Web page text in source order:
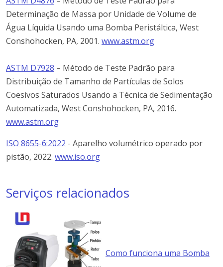
Determinação de Massa por Unidade de Volume de
Água Líquida Usando uma Bomba Peristáltica, West
Conshohocken, PA, 2001. www.astm.org
ASTM D7928 – Método de Teste Padrão para
Distribuição de Tamanho de Partículas de Solos
Coesivos Saturados Usando a Técnica de Sedimentação
Automatizada, West Conshohocken, PA, 2016.
www.astm.org
ISO 8655-6:2022 - Aparelho volumétrico operado por
pistão, 2022. www.iso.org
Serviços relacionados
Como funciona uma Bomba